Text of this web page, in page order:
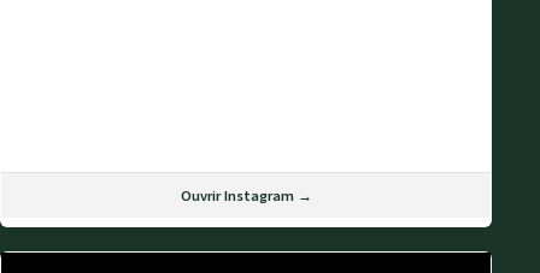
Ouvrir Instagram →